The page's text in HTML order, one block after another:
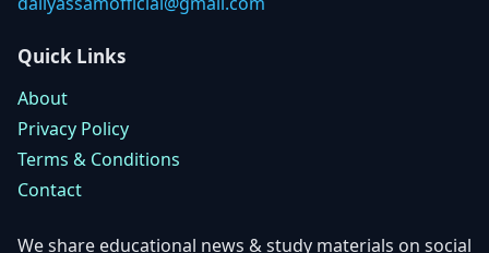
Quick Links
About
Privacy Policy
Terms & Conditions
Contact
We share educational news & study materials on social